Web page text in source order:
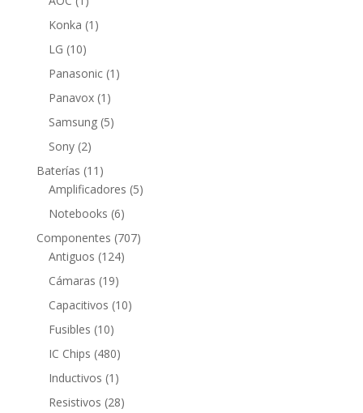
producto
Konka 1 1
LG 1010
productos
Panasonic 1 1
Panavox 1 1
producto
Samsung 55
Sony 22
productos
Baterías 11 11
productos
Amplificadores 55
Notebooks 66
productos
Componentes 707707
Antiguos 124124
Cámaras 1919
productos
Capacitivos 1010
Fusibles 1010
productos
IC Chips 480480
productos
Inductivos 1 1
producto
Resistivos 2828